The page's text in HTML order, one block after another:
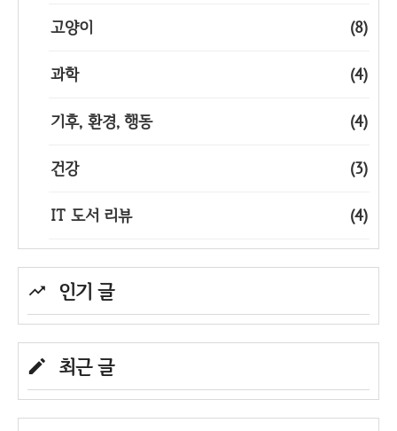
고양이 (8)
과학 (4)
기후, 환경, 행동 (4)
건강 (3)
IT 도서 리뷰 (4)
인기 글
최근 글